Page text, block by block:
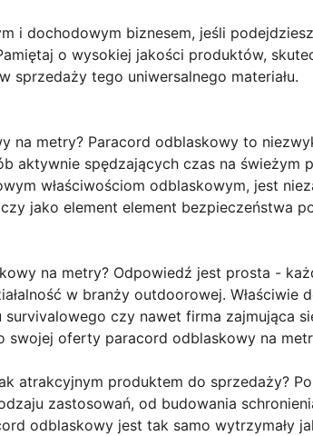
i dochodowym biznesem, jeśli
o wysokiej jakości produktów,
sprzedaży tego uniwersalnego materiału.
na metry? Paracord odblaskowy to
aktywnie spędzających czas na świeżym
właściwościom odblaskowym, jest
jako element element bezpieczeństwa
na metry? Odpowiedź jest prosta -
w branży outdoorowej. Właściwie
czy nawet firma zajmująca
swojej oferty paracord odblaskowy na
atrakcyjnym produktem do sprzedaży?
zastosowań, od budowania
odblaskowy jest tak samo wytrzymały